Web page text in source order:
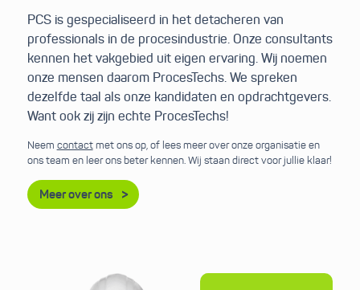
PCS is gespecialiseerd in het detacheren van
professionals in de procesindustrie. Onze consultants
kennen het vakgebied uit eigen ervaring. Wij noemen
onze mensen daarom ProcesTechs. We spreken
dezelfde taal als onze kandidaten en opdrachtgevers.
Want ook zij zijn echte ProcesTechs!
Neem contactmet ons op, of lees meer over onze organisatie en
ons team en leer ons beter kennen. Wij staan direct voor jullie klaar!
Meer over ons